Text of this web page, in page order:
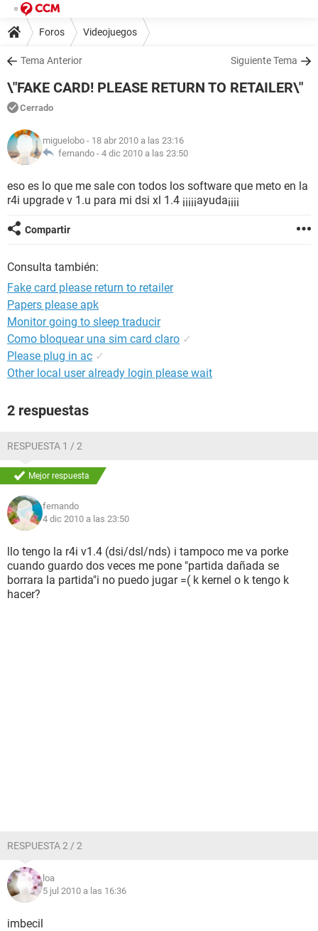
Foros Videojuegos
Tema Anterior Siguiente Tema
\"FAKE CARD! PLEASE RETURN TO RETAILER\"
Cerrado
miguelobo - 18 abr 2010 a las 23:16
fernando - 4 dic 2010 a las 23:50
eso es lo que me sale con todos los software que meto en la
r4i upgrade v 1.u para mi dsi xl 1.4 ¡¡¡¡¡ayuda¡¡¡¡
Compartir
Consulta también:
Fake card please return to retailer
Papers please apk
Monitor going to sleep traducir
Como bloquear una sim card claro ✓
Please plug in ac ✓
Other local user already login please wait
2 respuestas
RESPUESTA 1 / 2
Mejor respuesta
fernando
4 dic 2010 a las 23:50
llo tengo la r4i v1.4 (dsi/dsl/nds) i tampoco me va porke
cuando guardo dos veces me pone "partida dañada se
borrara la partida"i no puedo jugar =( k kernel o k tengo k
hacer?
RESPUESTA 2 / 2
loa
5 jul 2010 a las 16:36
imbecil